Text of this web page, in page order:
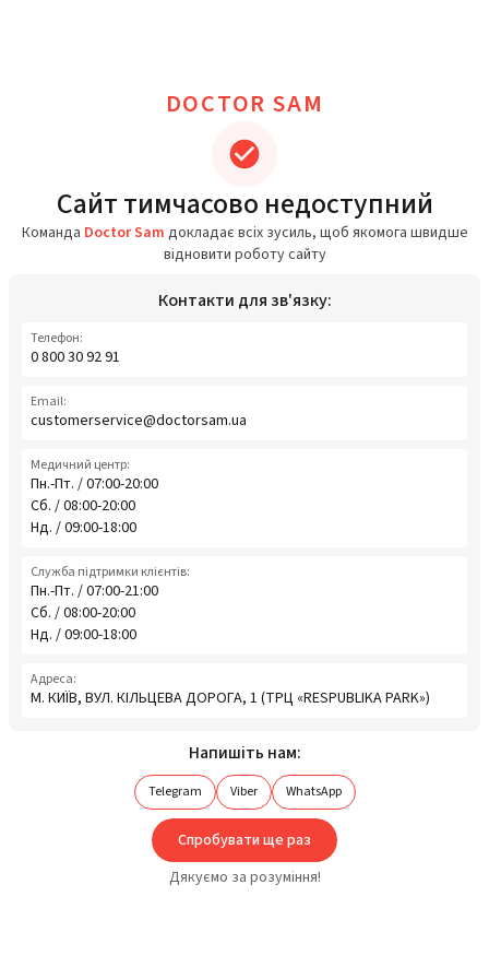
DOCTOR SAM
Сайт тимчасово недоступний
Команда Doctor Sam докладає всіх зусиль, щоб якомога швидше
відновити роботу сайту
Контакти для зв'язку:
Телефон:
0 800 30 92 91
Email:
customerservice@doctorsam.ua
Медичний центр:
Пн.-Пт. / 07:00-20:00
Сб. / 08:00-20:00
Нд. / 09:00-18:00
Служба підтримки клієнтів:
Пн.-Пт. / 07:00-21:00
Сб. / 08:00-20:00
Нд. / 09:00-18:00
Адреса:
М. КИЇВ, ВУЛ. КІЛЬЦЕВА ДОРОГА, 1 (ТРЦ «RESPUBLIKA PARK»)
Напишіть нам:
Telegram Viber WhatsApp
Спробувати ще раз
Дякуємо за розуміння!